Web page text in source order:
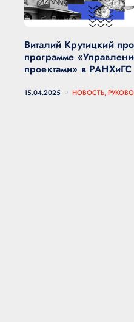
Виталий Крутицкий
программе
проектами» в РАНХиГС
15.04.2025 НОВОСТЬ,